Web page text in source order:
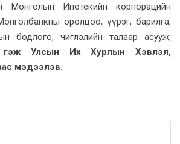
Монголын Ипотекийн корпорацийн
оролцоо, үүрэг, барилга,
бодлого, чиглэлийн талаар асууж,
гэж Улсын Их Хурлын Хэвлэл,
мэдээлэв.